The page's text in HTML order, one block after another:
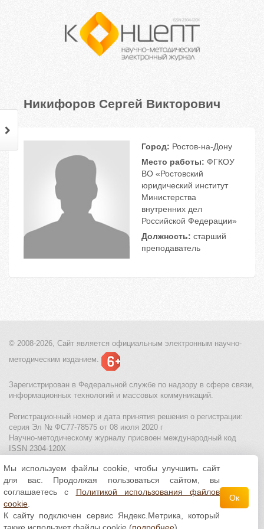
Никифоров Сергей Викторович
Город: Ростов-на-Дону
Место работы: ФГКОУ
ВО «Ростовский
юридический институт
Министерства
внутренних дел
Российской Федерации»
Должность: старший
преподаватель
© 2008-2026, Сайт является официальным электронным научно-
методическим изданием.
Зарегистрирован в Федеральной службе по надзору в сфере связи,
информационных технологий и массовых коммуникаций.
Регистрационный номер и дата принятия решения о регистрации:
серия Эл № ФС77-78575 от 08 июля 2020 г
Научно-методическому журналу присвоен международный код
ISSN 2304-120X
МЦИТО|Школьные олимпиады и онлайн конкурсы для детей
Политика использования файлов cookie| Политика обработки и
защиты персональных данных
Все материалы доступны полицензии Creative
Commons С указанием авторства 4.0 Всемирная
Мы используем файлы cookie, чтобы улучшить сайт
для вас. Продолжая пользоваться сайтом, вы
соглашаетесь с Политикой использования файлов
cookie
К сайту подключен сервис Яндекс.Метрика, который
Ок